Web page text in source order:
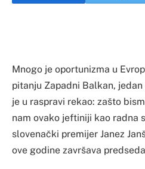
Mnogo je oportunizma u
pitanju Zapadni Balkan,
je u raspravi rekao: zašto
nam ovako jeftiniji kao radna
slovenački premijer Janez
ove godine završava